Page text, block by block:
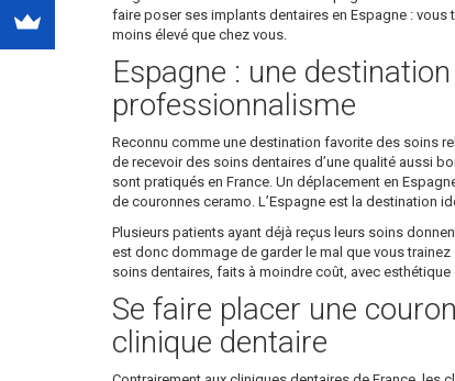
faire poser ses implants dentaires en Espagne : vous
moins élevé que chez vous.
Espagne : une
professionnalisme
Reconnu comme une destination favorite des soins
de recevoir des soins dentaires d’une qualité aussi
sont pratiqués en France. Un déplacement en
de couronnes ceramo. L’Espagne est la destination
Plusieurs patients ayant déjà reçus leurs soins
est donc dommage de garder le mal que vous
soins dentaires, faits à moindre coût, avec
Se faire placer une
clinique dentaire